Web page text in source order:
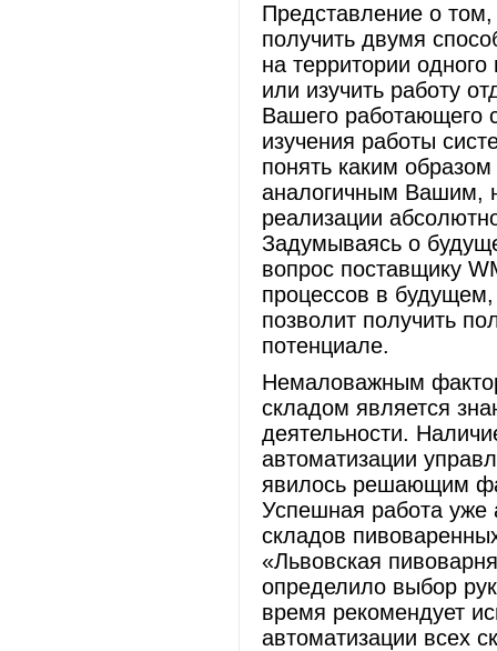
Представление о том,
получить двумя
на территории одного
или изучить работу
Вашего работающего
изучения работы
понять каким
аналогичным Вашим,
реализации
Задумываясь о
вопрос поставщику
процессов в будущем,
позволит получить
потенциале.
Немаловажным
складом является
деятельности.
автоматизации
явилось решающим
Успешная работа уже
складов
«Львовская
определило выбор
время рекомендует
автоматизации всех